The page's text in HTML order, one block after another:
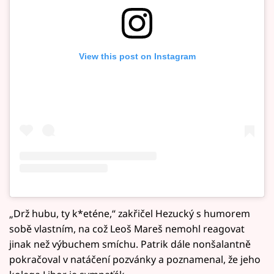
View this post on Instagram
„Drž hubu, ty k*eténe,“ zakřičel Hezucký s humorem
sobě vlastním, na což Leoš Mareš nemohl reagovat
jinak než výbuchem smíchu. Patrik dále nonšalantně
pokračoval v natáčení pozvánky a poznamenal, že jeho